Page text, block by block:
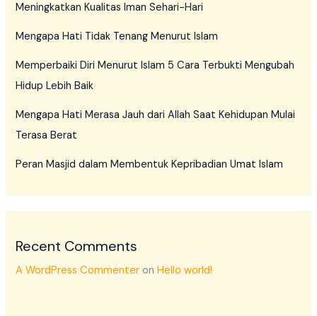
Meningkatkan Kualitas Iman Sehari-Hari
Mengapa Hati Tidak Tenang Menurut Islam
Memperbaiki Diri Menurut Islam 5 Cara Terbukti Mengubah
Hidup Lebih Baik
Mengapa Hati Merasa Jauh dari Allah Saat Kehidupan Mulai
Terasa Berat
Peran Masjid dalam Membentuk Kepribadian Umat Islam
Recent Comments
A WordPress Commenter onHello world!